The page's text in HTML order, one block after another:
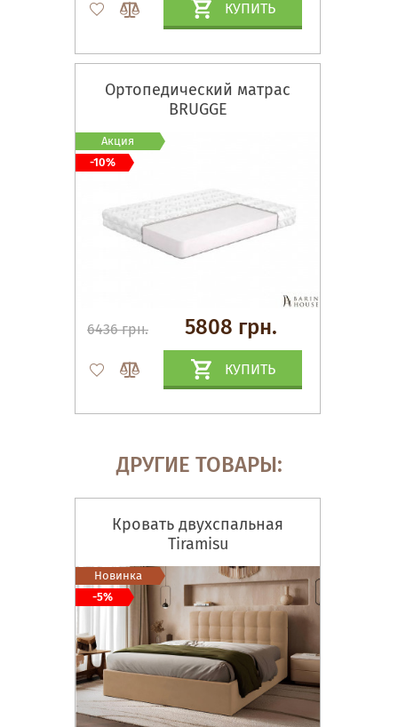
КУПИТЬ
Ортопедический матрас
BRUGGE
6436 грн. 5808 грн.
КУПИТЬ
Акция
-10%
ДРУГИЕ ТОВАРЫ:
Кровать двухспальная
Tiramisu
Новинка
-5%